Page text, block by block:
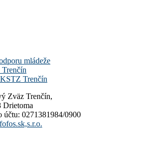
mládeže
Trenčín
Zväz Trenčín,
Drietoma
účtu: 0271381984/0900